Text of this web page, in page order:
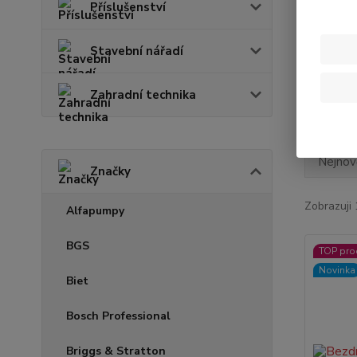
Příslušenství
Stavební nářadí
Zahradní technika
Značky
Alfapumpy
BGS
Biet
Bosch Professional
Briggs & Stratton
Zobrazuji
TOP
Novinka